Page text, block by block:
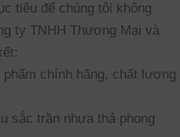
tiêu để chúng tôi không
ty TNHH Thương Mại và
chính hãng, chất lượng
sắc trần nhựa thả phong